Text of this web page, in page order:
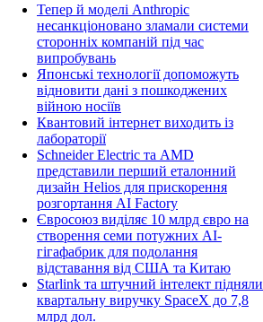
Тепер й моделі Anthropic
несанкціоновано зламали системи
сторонніх компаній під час
випробувань
Японські технології допоможуть
відновити дані з пошкоджених
війною носіїв
Квантовий інтернет виходить із
лабораторії
Schneider Electric та AMD
представили перший еталонний
дизайн Helios для прискорення
розгортання AI Factory
Євросоюз виділяє 10 млрд євро на
створення семи потужних AI-
гігафабрик для подолання
відставання від США та Китаю
Starlink та штучний інтелект підняли
квартальну виручку SpaceX до 7,8
млрд дол.